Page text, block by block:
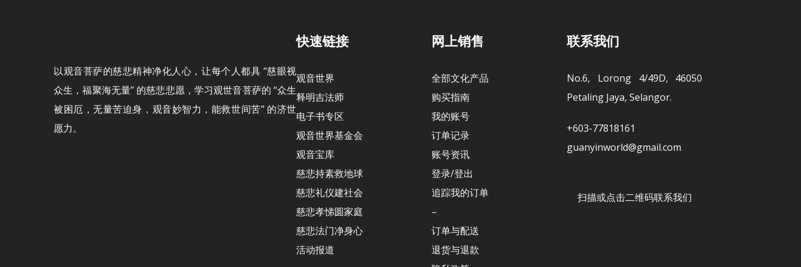
以观音菩萨的慈悲精神净化人心，让每个人都具 “慈眼视
众生，福聚海无量” 的慈悲悲愿，学习观世音菩萨的 “众生
被困厄，无量苦迫身，观音妙智力，能救世间苦” 的济世
愿力。
快速链接
观音世界
释明吉法师
电子书专区
观音世界基金会
观音宝库
慈悲持素救地球
慈悲礼仪建社会
慈悲孝悌圆家庭
慈悲法门净身心
活动报道
网上销售
全部文化产品
购买指南
我的账号
订单记录
账号资讯
登录/登出
追踪我的订单
–
订单与配送
退货与退款
联系我们
No.6, Lorong 4/49D, 46050
Petaling Jaya, Selangor.
+603-77818161
guanyinworld@gmail.com
扫描或点击二维码联系我们